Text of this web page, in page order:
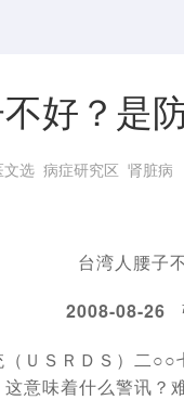
好？是
文选 病症研究区 肾脏病
台湾人腰子
2008-08-26
ＵＳＲＤＳ）二
意味着什么警讯？